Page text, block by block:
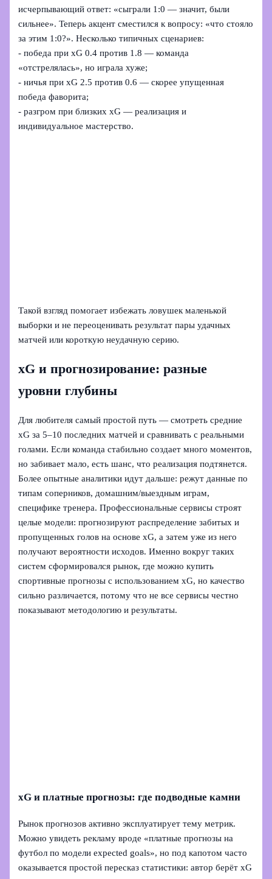
исчерпывающий ответ: «сыграли 1:0 — значит, были
сильнее». Теперь акцент сместился к вопросу: «что стояло
за этим 1:0?». Несколько типичных сценариев:
- победа при xG 0.4 против 1.8 — команда
«отстрелялась», но играла хуже;
- ничья при xG 2.5 против 0.6 — скорее упущенная
победа фаворита;
- разгром при близких xG — реализация и
индивидуальное мастерство.
Такой взгляд помогает избежать ловушек маленькой
выборки и не переоценивать результат пары удачных
матчей или короткую неудачную серию.
xG и прогнозирование: разные
уровни глубины
Для любителя самый простой путь — смотреть средние
xG за 5–10 последних матчей и сравнивать с реальными
голами. Если команда стабильно создает много моментов,
но забивает мало, есть шанс, что реализация подтянется.
Более опытные аналитики идут дальше: режут данные по
типам соперников, домашним/выездным играм,
специфике тренера. Профессиональные сервисы строят
целые модели: прогнозируют распределение забитых и
пропущенных голов на основе xG, а затем уже из него
получают вероятности исходов. Именно вокруг таких
систем сформировался рынок, где можно купить
спортивные прогнозы с использованием xG, но качество
сильно различается, потому что не все сервисы честно
показывают методологию и результаты.
xG и платные прогнозы: где подводные камни
Рынок прогнозов активно эксплуатирует тему метрик.
Можно увидеть рекламу вроде «платные прогнозы на
футбол по модели expected goals», но под капотом часто
оказывается простой пересказ статистики: автор берёт xG